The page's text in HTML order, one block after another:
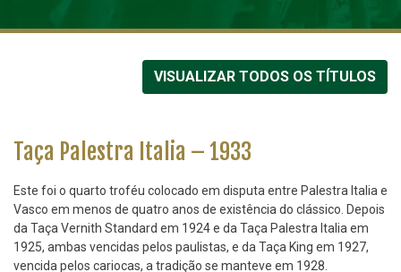
VISUALIZAR TODOS OS TÍTULOS
Taça Palestra Italia – 1933
Este foi o quarto troféu colocado em disputa entre Palestra Italia e
Vasco em menos de quatro anos de existência do clássico. Depois
da Taça Vernith Standard em 1924 e da Taça Palestra Italia em
1925, ambas vencidas pelos paulistas, e da Taça King em 1927,
vencida pelos cariocas, a tradição se manteve em 1928.